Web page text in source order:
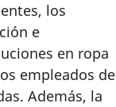
los
e
en ropa
empleados de
Además, la